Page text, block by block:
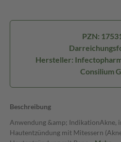
PZN:
Hersteller:
Consilium
Beschreibung
Anwendung &amp; IndikationAkne,
Hautentzündung mit Mitessern